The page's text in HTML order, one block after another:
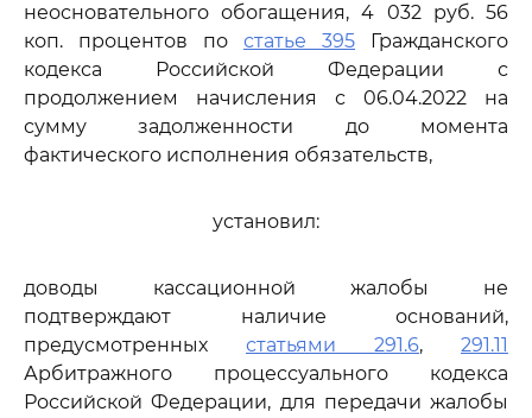
неосновательного обогащения, 4 032 руб. 56
коп. процентов по статье 395 Гражданского
кодекса Российской Федерации с
продолжением начисления с 06.04.2022 на
сумму задолженности до момента
фактического исполнения обязательств,
установил:
доводы кассационной жалобы не
подтверждают наличие оснований,
предусмотренных статьями 291.6, 291.11
Арбитражного процессуального кодекса
Российской Федерации, для передачи жалобы